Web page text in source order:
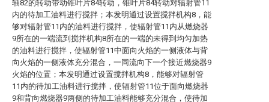
轴82的转动带动锥叶片84转动，锥叶片84转动对辐射管11
内的待加工油料进行搅拌；本发明通过设置搅拌机构8，能
够对辐射管11内的油料进行搅拌，使辐射管11内从燃烧器
9所在的一端流到搅拌机构8所在的一端的未得到均匀加热
的油料进行搅拌，使辐射管11中面向火焰的一侧液体与背
向火焰的一侧液体充分混合，一同流向下一个接近燃烧器9
火焰的位置；本发明通过设置搅拌机构8，能够对辐射管
11内的待加工油料进行搅拌，使辐射管11位于面向燃烧器
9和背向燃烧器9两侧的待加工油料能够充分混合，使待加